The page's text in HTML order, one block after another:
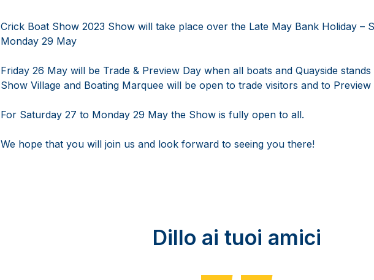
Crick Boat Show 2023 Show will take place over the Late May Bank Holiday –
Monday 29 May
Friday 26 May will be Trade & Preview Day when all boats and Quayside
Show Village and Boating Marquee will be open to trade visitors and to
For Saturday 27 to Monday 29 May the Show is fully open to all.
We hope that you will join us and look forward to seeing you there!
Dillo ai tuoi amici